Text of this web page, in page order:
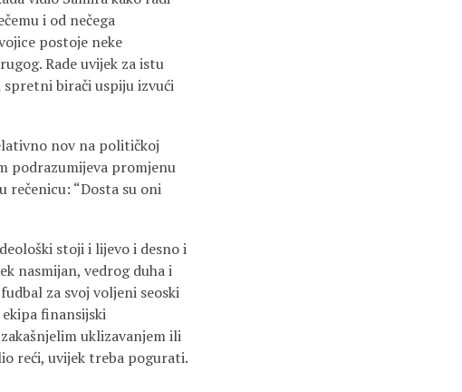
i od nečega
postoje neke
Rade uvijek za istu
birači uspiju izvući
nov na političkoj
podrazumijeva promjenu
rečenicu: “Dosta su oni
stoji i lijevo i desno i
nasmijan, vedrog duha i
za svoj voljeni seoski
finansijski
uklizavanjem ili
reći, uvijek treba pogurati.